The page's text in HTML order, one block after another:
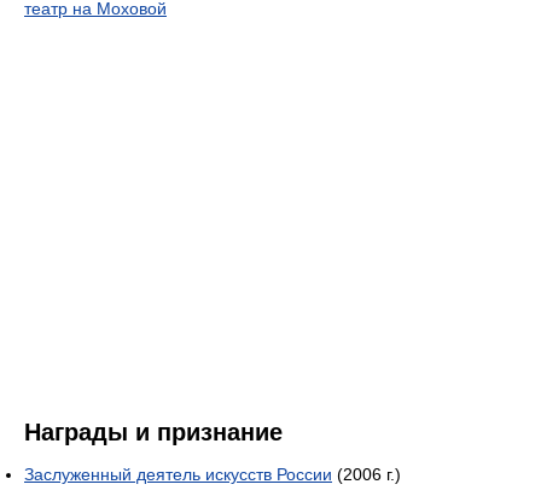
театр на Моховой
Награды и признание
Заслуженный деятель искусств России (2006 г.)